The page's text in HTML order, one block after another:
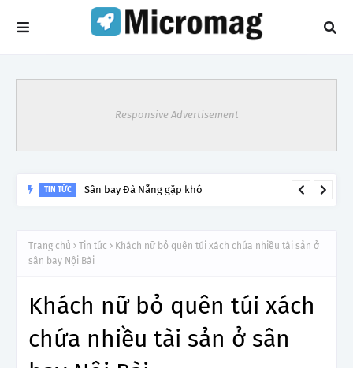
Responsive Advertisement
TIN TỨC Sân bay Đà Nẵng gặp khó
Trang chủ Tin tức
Khách nữ bỏ quên túi xách chứa nhiều tài sản ở
sân bay Nội Bài
Khách nữ bỏ quên túi xách
chứa nhiều tài sản ở sân